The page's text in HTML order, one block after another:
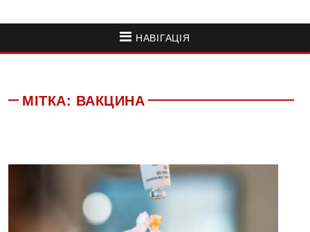
НАВІГАЦІЯ
МІТКА: ВАКЦИНА